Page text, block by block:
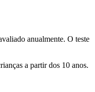
anualmente. O teste
a partir dos 10 anos.